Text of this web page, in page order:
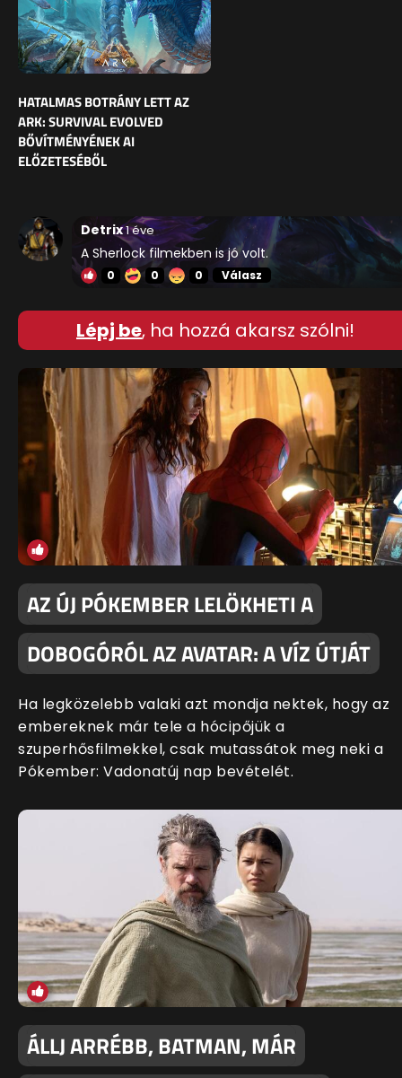
HATALMAS BOTRÁNY LETT AZ
ARK: SURVIVAL EVOLVED
BŐVÍTMÉNYÉNEK AI
ELŐZETESÉBŐL
Detrix1 éve
A Sherlock filmekben is jó volt.
0 0 0 Válasz
Lépj be, ha hozzá akarsz szólni!
AZ ÚJ PÓKEMBER LELÖKHETI A
DOBOGÓRÓL AZ AVATAR: A VÍZ ÚTJÁT
Ha legközelebb valaki azt mondja nektek, hogy az
embereknek már tele a hócipőjük a
szuperhősfilmekkel, csak mutassátok meg neki a
Pókember: Vadonatúj nap bevételét.
ÁLLJ ARRÉBB, BATMAN, MÁR